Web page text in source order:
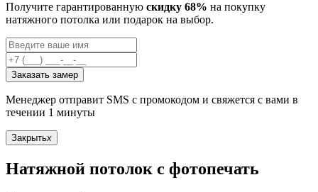
Получите гарантированную скидку 68% на покупку
натяжного потолка или подарок на выбор.
Заказать замер
Менеджер отправит SMS с промокодом и свяжется с вами в
течении 1 минуты
Закрытьx
Натяжной потолок с фотопечать